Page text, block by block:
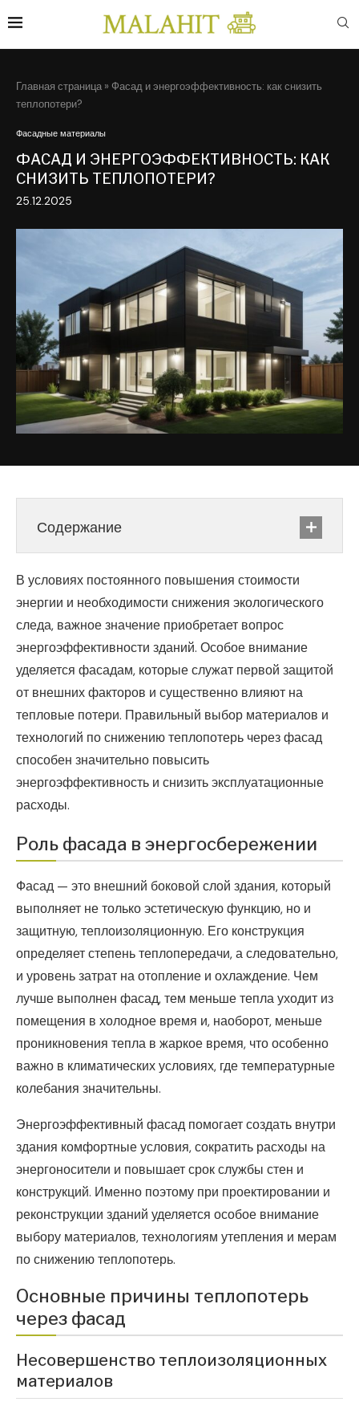
Главная страница » Фасад и энергоэффективность: как снизить
теплопотери?
Фасадные материалы
ФАСАД И ЭНЕРГОЭФФЕКТИВНОСТЬ: КАК
СНИЗИТЬ ТЕПЛОПОТЕРИ?
25.12.2025
Содержание
В условиях постоянного повышения стоимости
энергии и необходимости снижения экологического
следа, важное значение приобретает вопрос
энергоэффективности зданий. Особое внимание
уделяется фасадам, которые служат первой защитой
от внешних факторов и существенно влияют на
тепловые потери. Правильный выбор материалов и
технологий по снижению теплопотерь через фасад
способен значительно повысить
энергоэффективность и снизить эксплуатационные
расходы.
Роль фасада в энергосбережении
Фасад — это внешний боковой слой здания, который
выполняет не только эстетическую функцию, но и
защитную, теплоизоляционную. Его конструкция
определяет степень теплопередачи, а следовательно,
и уровень затрат на отопление и охлаждение. Чем
лучше выполнен фасад, тем меньше тепла уходит из
помещения в холодное время и, наоборот, меньше
проникновения тепла в жаркое время, что особенно
важно в климатических условиях, где температурные
колебания значительны.
Энергоэффективный фасад помогает создать внутри
здания комфортные условия, сократить расходы на
энергоносители и повышает срок службы стен и
конструкций. Именно поэтому при проектировании и
реконструкции зданий уделяется особое внимание
выбору материалов, технологиям утепления и мерам
по снижению теплопотерь.
Основные причины теплопотерь
через фасад
Несовершенство теплоизоляционных
материалов